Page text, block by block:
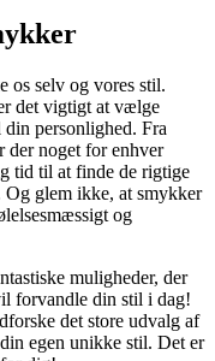
os selv og vores stil.
det vigtigt at vælge
personlighed. Fra
der noget for enhver
tid til at finde de rigtige
glem ikke, at smykker
og
muligheder, der
forvandle din stil i dag!
det store udvalg af
egen unikke stil. Det er